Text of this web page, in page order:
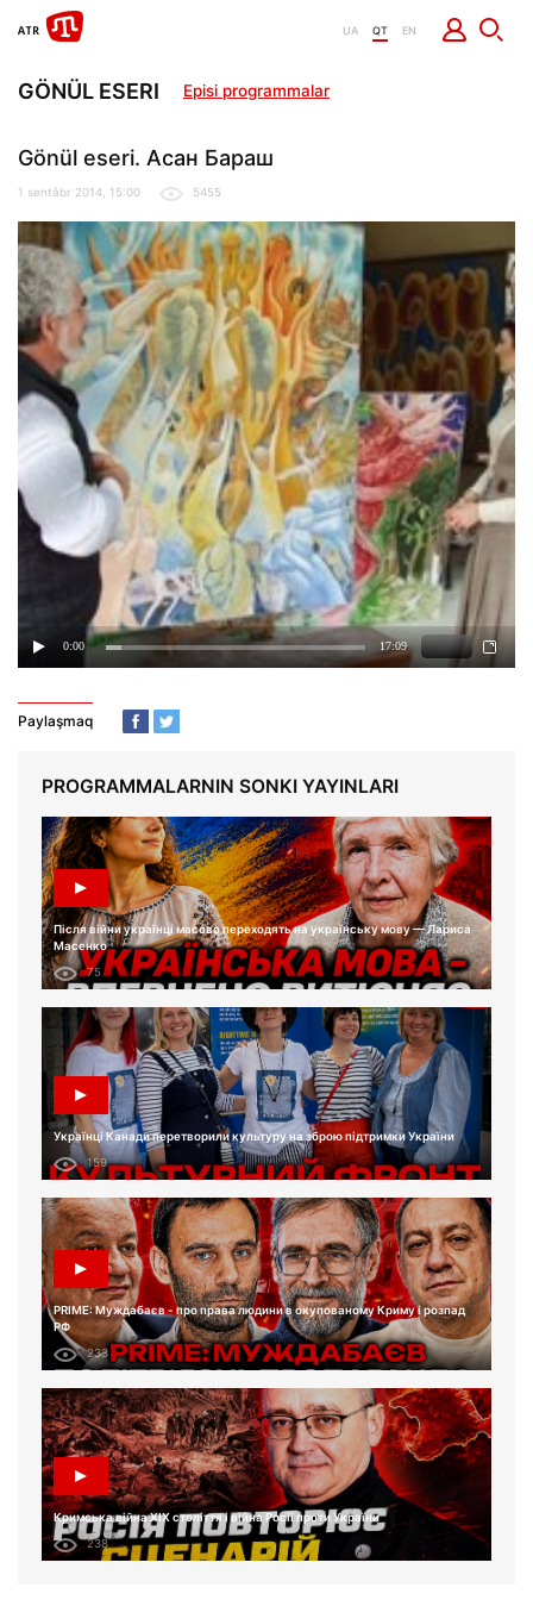
UA QT EN
GÖNÜL ESERI Episi programmalar
Gönül eseri. Асан Бараш
1 sentâbr 2014, 15:00 5455
Paylaşmaq
PROGRAMMALARNIN SONKI YAYINLARI
Після війни українці масово переходять на українську мову — Лариса
Масенко
75
Українці Канади перетворили культуру на зброю підтримки України
159
PRIME: Муждабаєв - про права людини в окупованому Криму і розпад
РФ
233
Кримська війна XIX століття і війна Росії проти України
238